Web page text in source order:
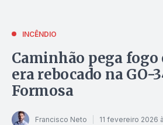
INCÊNDIO
Caminhão pega
era rebocado na GO-
Formosa
Francisco Neto 11 fevereiro 2026